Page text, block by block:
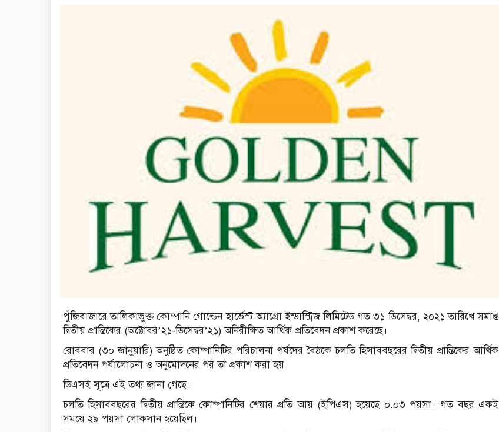
পুঁজিবাজারে তালিকাভুক্ত কোম্পানি গোল্ডেন হার্ভেস্ট অ্যাগ্রো ইন্ডাস্ট্রিজ লিমিটেড গত ৩১ ডিসেম্বর, ২০২১ তারিখে সমাপ্ত
দ্বিতীয় প্রান্তিকের (অক্টোবর’২১-ডিসেম্বর’২১) অনিরীক্ষিত আর্থিক প্রতিবেদন প্রকাশ করেছে।
রোববার (৩০ জানুয়ারি) অনুষ্ঠিত কোম্পানিটির পরিচালনা পর্ষদের বৈঠকে চলতি হিসাববছরের দ্বিতীয় প্রান্তিকের আর্থিক
প্রতিবেদন পর্যালোচনা ও অনুমোদনের পর তা প্রকাশ করা হয়।
ডিএসই সূত্রে এই তথ্য জানা গেছে।
চলতি হিসাববছরের দ্বিতীয় প্রান্তিকে কোম্পানিটির শেয়ার প্রতি আয় (ইপিএস) হয়েছে ০.০৩ পয়সা। গত বছর একই
সময়ে ২৯ পয়সা লোকসান হয়েছিল।